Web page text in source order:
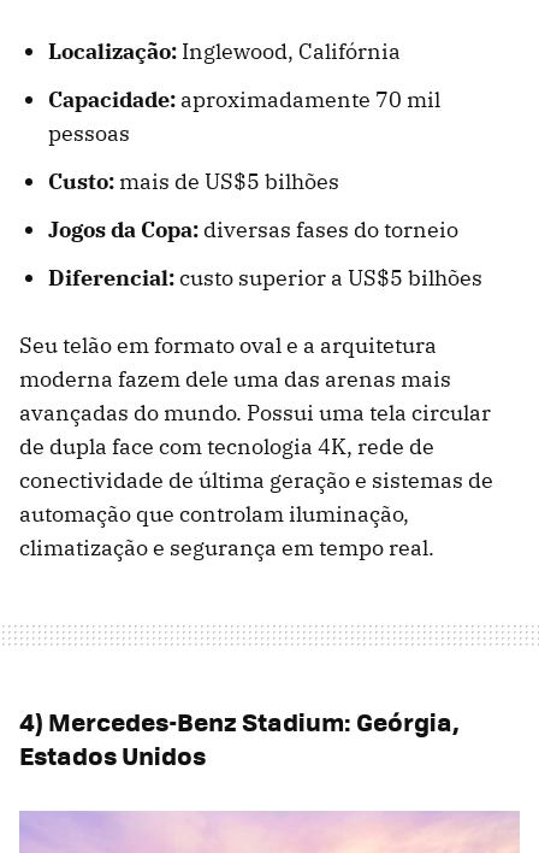
Localização: Inglewood, Califórnia
Capacidade: aproximadamente 70 mil
pessoas
Custo: mais de US$5 bilhões
Jogos da Copa: diversas fases do torneio
Diferencial:custo superior a US$5 bilhões
Seu telão em formato oval e a arquitetura
moderna fazem dele uma das arenas mais
avançadas do mundo. Possui uma tela circular
de dupla face com tecnologia 4K, rede de
conectividade de última geração e sistemas de
automação que controlam iluminação,
climatização e segurança em tempo real.
4) Mercedes-Benz Stadium: Geórgia,
Estados Unidos